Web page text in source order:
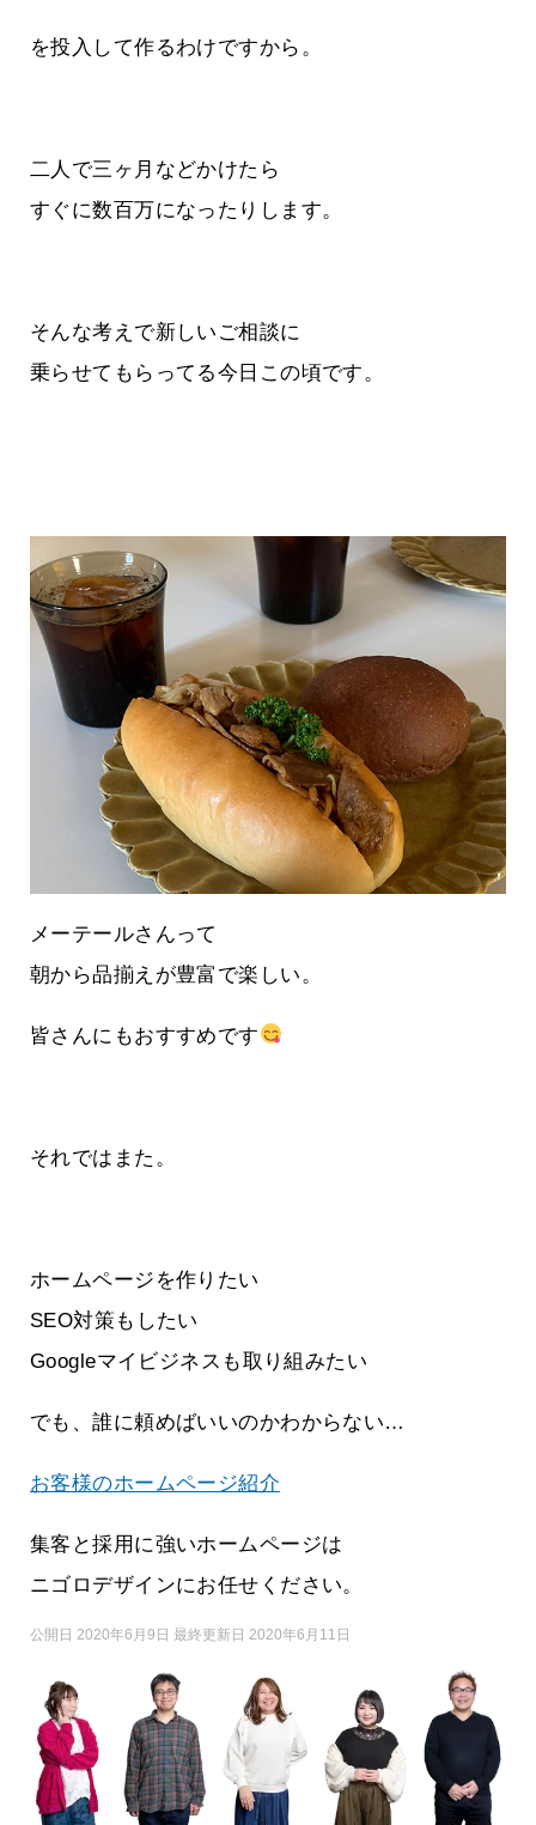
を投入して作るわけですから。
二人で三ヶ月などかけたら
すぐに数百万になったりします。
そんな考えで新しいご相談に
乗らせてもらってる今日この頃です。
メーテールさんって
朝から品揃えが豊富で楽しい。
皆さんにもおすすめです
それではまた。
ホームページを作りたい
SEO対策もしたい
Googleマイビジネスも取り組みたい
でも、誰に頼めばいいのかわからない…
お客様のホームページ紹介
集客と採用に強いホームページは
ニゴロデザインにお任せください。
公開日 2020年6月9日 最終更新日 2020年6月11日